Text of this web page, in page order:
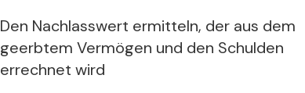
Den Nachlasswert ermitteln, der aus dem
geerbtem Vermögen und den Schulden
errechnet wird